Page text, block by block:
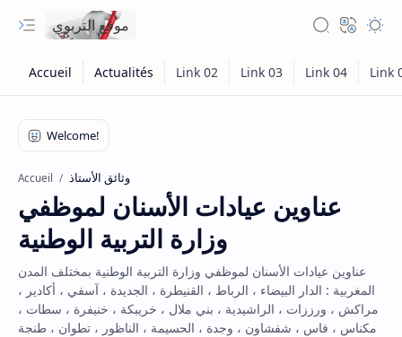
موقع التربوي
Accueil وثائق الأستاذ
عناوين عيادات الأسنان لموظفي
وزارة التربية الوطنية
عناوين عيادات الأسنان لموظفي وزارة التربية الوطنية بمختلف المدن
المغربية : الدار البيضاء ، الرباط ، القنيطرة ، الجديدة ، آسفي ، أكادير ،
مراكش ، ورززات ، الراشيدية ، بني ملال ، خريبكة ، خنيفرة ، سطات ،
مكناس ، فاس ، شفشاون ، وجدة ، الحسيمة ، الناظور ، تطوان ، طنجة